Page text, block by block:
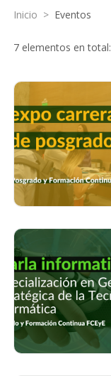
Inicio > Eventos
7 elementos en total: